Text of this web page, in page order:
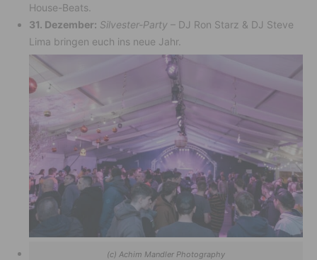
House-Beats.
31. Dezember: Silvester-Party – DJ Ron Starz & DJ Steve
Lima bringen euch ins neue Jahr.
(c) Achim Mandler Photography